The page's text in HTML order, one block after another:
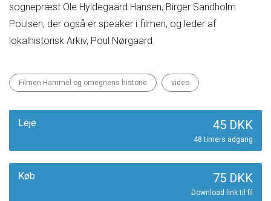
sognepræst Ole Hyldegaard Hansen, Birger Sandholm
Poulsen, der også er speaker i filmen, og leder af
lokalhistorisk Arkiv, Poul Nørgaard.
Filmen Hammel og omegnens historie video
Leje 45 DKK
48 timers adgang
Køb 75 DKK
Download link til fil